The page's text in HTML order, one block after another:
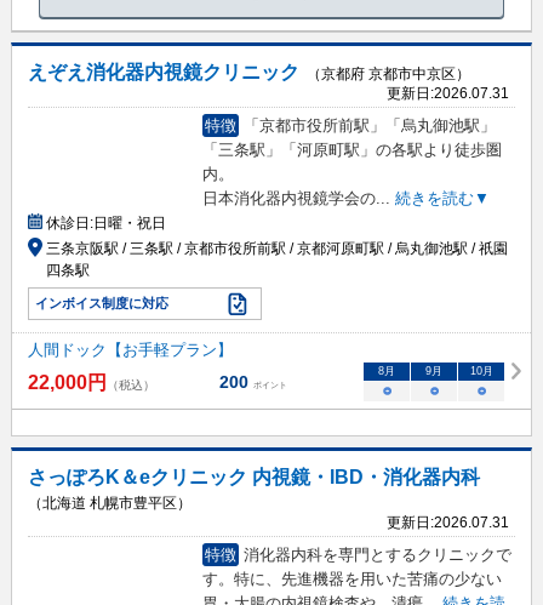
えぞえ消化器内視鏡クリニック
（京都府 京都市中京区）
更新日:2026.07.31
特徴
「京都市役所前駅」「烏丸御池駅」
「三条駅」「河原町駅」の各駅より徒歩圏
内。
日本消化器内視鏡学会の... 続きを読む▼
休診日:日曜・祝日
三条京阪駅 / 三条駅 / 京都市役所前駅 / 京都河原町駅 / 烏丸御池駅 / 祇園
四条駅
インボイス制度に対応
人間ドック【お手軽プラン】
22,000円 （税込） 200 ポイント
8月 9月 10月
○ ○ ○
さっぽろK＆eクリニック 内視鏡・IBD・消化器内科
（北海道 札幌市豊平区）
更新日:2026.07.31
特徴 消化器内科を専門とするクリニックで
す。特に、先進機器を用いた苦痛の少ない